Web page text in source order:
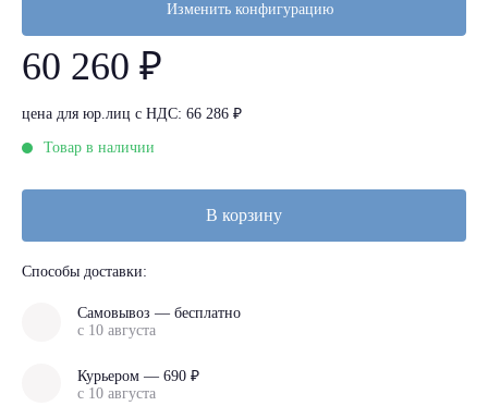
Изменить конфигурацию
60 260 ₽
цена для юр.лиц с НДС: 66 286 ₽
Товар в наличии
В корзину
Способы доставки:
Самовывоз — бесплатно
с 10 августа
Курьером — 690 ₽
с 10 августа